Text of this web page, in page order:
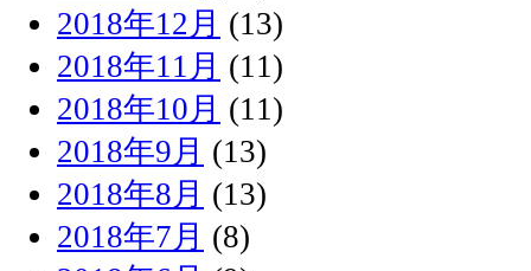
2018年12月 (13)
2018年11月 (11)
2018年10月 (11)
2018年9月 (13)
2018年8月 (13)
2018年7月 (8)